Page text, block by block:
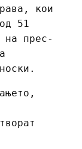
кои
51
на прес-